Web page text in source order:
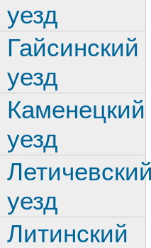
уезд
Гайсинский
уезд
Каменецкий
уезд
Летичевский
уезд
Литинский